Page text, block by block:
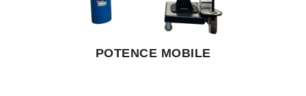
POTENCE MOBILE